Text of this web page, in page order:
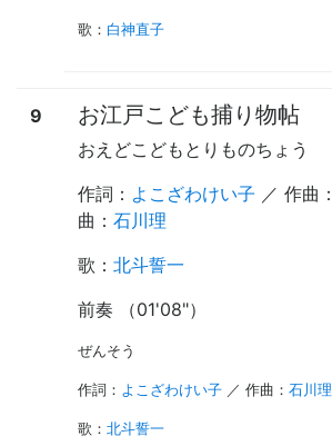
歌 ： 白神直子
9 お江戸こども捕り物帖
おえどこどもとりものちょう
作詞： よこざわけい子 ／ 作曲：
曲： 石川理
歌 ： 北斗誓一
前奏 （01'08"）
ぜんそう
作詞： よこざわけい子 ／ 作曲： 石川理
歌 ： 北斗誓一